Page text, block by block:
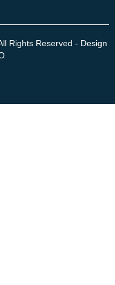
Rights Reserved - Design